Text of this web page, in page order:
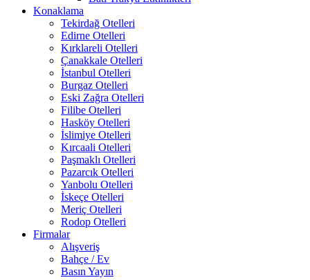
Konaklama
Tekirdağ Otelleri
Edirne Otelleri
Kırklareli Otelleri
Çanakkale Otelleri
İstanbul Otelleri
Burgaz Otelleri
Eski Zağra Otelleri
Filibe Otelleri
Hasköy Otelleri
İslimiye Otelleri
Kırcaali Otelleri
Paşmaklı Otelleri
Pazarcık Otelleri
Yanbolu Otelleri
İskeçe Otelleri
Meriç Otelleri
Rodop Otelleri
Firmalar
Alışveriş
Bahçe / Ev
Basın Yayın